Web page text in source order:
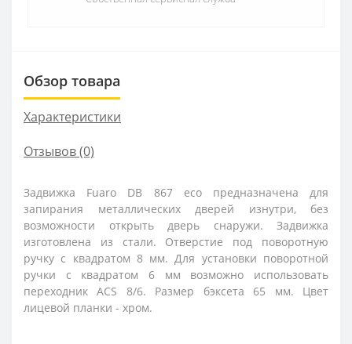
Обзор товара
Характеристики
Отзывов (0)
Задвижка Fuaro DB 867 eco предназначена для
запирания металлических дверей изнутри, без
возможности открыть дверь снаружи. Задвижка
изготовлена из стали. Отверстие под поворотную
ручку с квадратом 8 мм. Для установки поворотной
ручки с квадратом 6 мм возможно использовать
переходник ACS 8/6. Размер бэксета 65 мм. Цвет
лицевой планки - хром.